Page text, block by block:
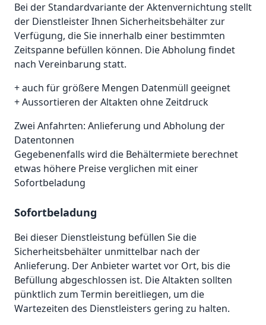
Bei der Standardvariante der Aktenvernichtung stellt
der Dienstleister Ihnen Sicherheitsbehälter zur
Verfügung, die Sie innerhalb einer bestimmten
Zeitspanne befüllen können. Die Abholung findet
nach Vereinbarung statt.
+ auch für größere Mengen Datenmüll geeignet
+ Aussortieren der Altakten ohne Zeitdruck
Zwei Anfahrten: Anlieferung und Abholung der
Datentonnen
Gegebenenfalls wird die Behältermiete berechnet
etwas höhere Preise verglichen mit einer
Sofortbeladung
Sofortbeladung
Bei dieser Dienstleistung befüllen Sie die
Sicherheitsbehälter unmittelbar nach der
Anlieferung. Der Anbieter wartet vor Ort, bis die
Befüllung abgeschlossen ist. Die Altakten sollten
pünktlich zum Termin bereitliegen, um die
Wartezeiten des Dienstleisters gering zu halten.